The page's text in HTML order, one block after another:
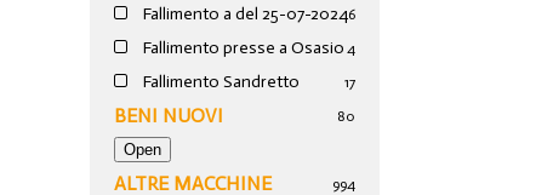
Fallimento a del 25-07-20246
Fallimento presse a Osasio 4
Fallimento Sandretto 17
BENI NUOVI 80
ALTRE MACCHINE 994